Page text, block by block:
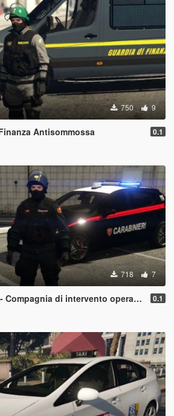
750 9
Antisommossa 0.1
718 7
di intervento operativo | Antisommossa 0.1